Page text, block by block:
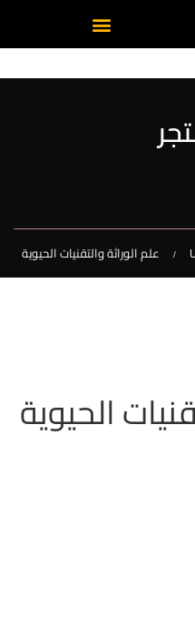
علم الوراثة والتقنيات الحيوية
الحيوية